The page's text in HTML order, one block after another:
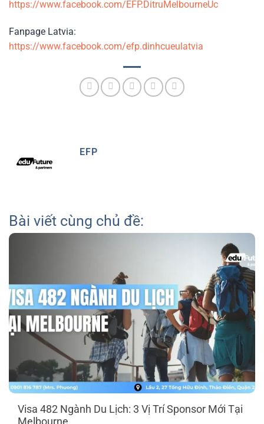
https://www.facebook.com/EFP.DitruMelbourneUc
Fanpage Latvia:
https://www.facebook.com/efp.dinhcueulatvia
EFP
Bài viết cùng chủ đề:
Visa 482 Ngành Du Lịch: 3 Vị Trí Sponsor Mới Tại